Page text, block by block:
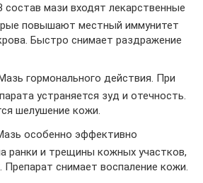
состав мази входят лекарственные
повышают местный иммунитет
Быстро снимает раздражение
гормонального действия. При
устраняется зуд и отечность.
шелушение кожи.
особенно эффективно
ранки и трещины кожных участков,
Препарат снимает воспаление кожи.